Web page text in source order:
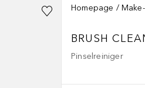
Homepage
BRUSH
Pinselreiniger